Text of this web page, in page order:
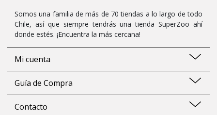
Somos una familia de más de 70 tiendas a lo largo de todo
Chile, así que siempre tendrás una tienda SuperZoo ahí
donde estés. ¡Encuentra la más cercana!
Mi cuenta
Guía de Compra
Contacto